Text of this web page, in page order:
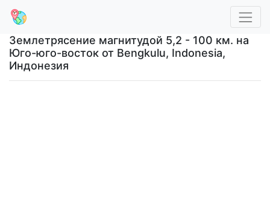
Землетрясение магнитудой 5,2 - 100 км. на
Юго-юго-восток от Bengkulu, Indonesia,
Индонезия